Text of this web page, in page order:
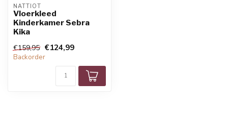
NATTIOT
Vloerkleed
Kinderkamer Sebra
Kika
€159,95 €124,99
Backorder